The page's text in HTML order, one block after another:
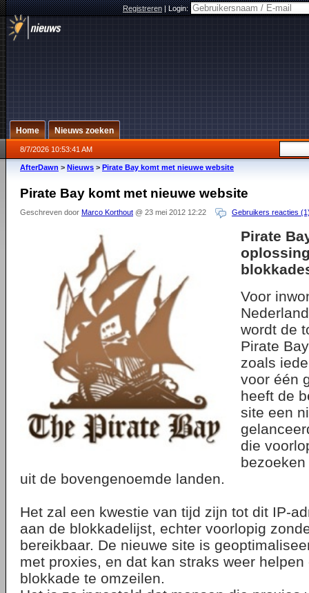
Registreren|Login:
Home Nieuws zoeken
8/7/2026 10:53:41 AM
AfterDawn > Nieuws > Pirate Bay komt met nieuwe website
Pirate Bay komt met nieuwe website
Geschreven door Marco Korthout @ 23 mei 2012 12:22 Gebruikers reacties
Pirate
Voor
wordt de
Pirate
zoals
voor één
heeft de
site een
die
uit de bovengenoemde landen.
Het zal een kwestie van tijd zijn tot dit IP-
aan de blokkadelijst, echter voorlopig
bereikbaar. De nieuwe site is
met proxies, en dat kan straks weer
blokkade te omzeilen.